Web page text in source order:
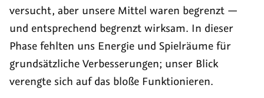
versucht, aber unsere Mittel waren begrenzt —
und entsprechend begrenzt wirksam. In dieser
Phase fehlten uns Energie und Spielräume für
grundsätzliche Verbesserungen; unser Blick
verengte sich auf das bloße Funktionieren.